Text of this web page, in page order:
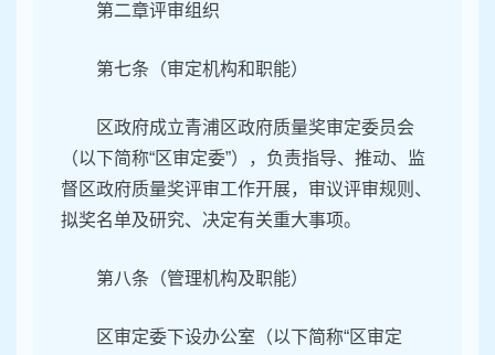
第二章评审组织
第七条（审定机构和职能）
区政府成立青浦区政府质量奖审定委员会
（以下简称“区审定委”），负责指导、推动、监
督区政府质量奖评审工作开展，审议评审规则、
拟奖名单及研究、决定有关重大事项。
第八条（管理机构及职能）
区审定委下设办公室（以下简称“区审定